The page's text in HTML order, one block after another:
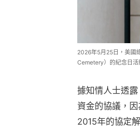
2026年5月25日，美國
Cemetery）的紀念日活
據知情人士透
資金的協議，
2015年的協定